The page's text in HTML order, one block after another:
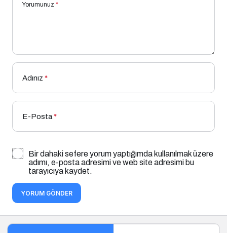
Yorumunuz *
Adınız *
E-Posta*
Bir dahaki sefere yorum yaptığımda kullanılmak üzere
adımı, e-posta adresimi ve web site adresimi bu
tarayıcıya kaydet.
YORUM GÖNDER